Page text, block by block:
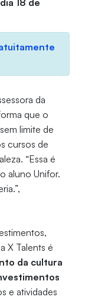
18 de
da
que o
limite de
cursos de
“Essa é
aluno Unifor.
X Talents é
da cultura
e atividades